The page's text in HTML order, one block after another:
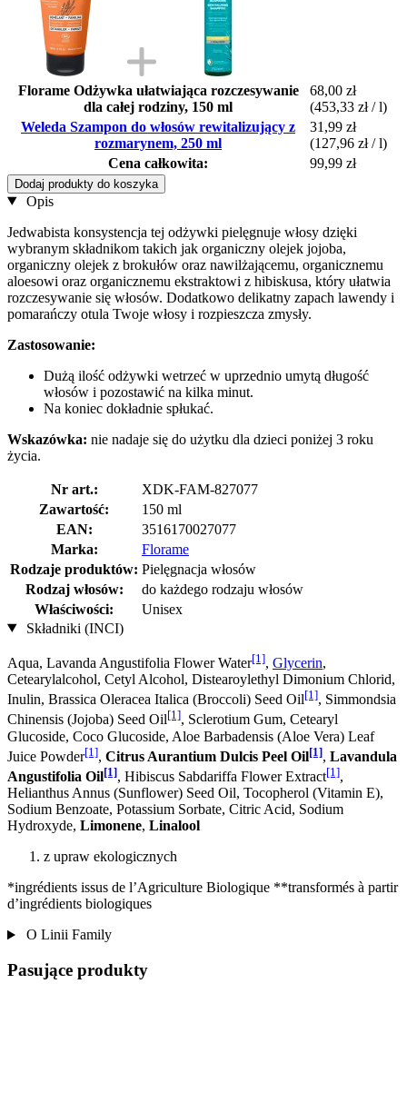
Florame Odżywka ułatwiająca rozczesywanie
dla całej rodziny, 150 ml
68,00 zł
(453,33 zł / l)
Weleda Szampon do włosów rewitalizujący z
rozmarynem, 250 ml
31,99 zł
(127,96 zł / l)
Cena całkowita:
99,99 zł
Dodaj produkty do koszyka
Opis
Jedwabista konsystencja tej odżywki pielęgnuje włosy dzięki
wybranym składnikom takich jak organiczny olejek jojoba,
organiczny olejek z brokułów oraz nawilżającemu, organicznemu
aloesowi oraz organicznemu ekstraktowi z hibiskusa, który ułatwia
rozczesywanie się włosów. Dodatkowo delikatny zapach lawendy i
pomarańczy otula Twoje włosy i rozpieszcza zmysły.
Zastosowanie:
Dużą ilość odżywki wetrzeć w uprzednio umytą długość
włosów i pozostawić na kilka minut.
Na koniec dokładnie spłukać.
Wskazówka: nie nadaje się do użytku dla dzieci poniżej 3 roku
życia.
Nr art.:
XDK-FAM-827077
Zawartość:
150 ml
EAN:
3516170027077
Marka:
Florame
Rodzaje produktów: Pielęgnacja włosów
Rodzaj włosów:
do każdego rodzaju włosów
Właściwości:
Unisex
Składniki (INCI)
Aqua, Lavanda Angustifolia Flower Water[1], Glycerin,
Cetearylalcohol, Cetyl Alcohol, Distearoylethyl Dimonium Chlorid,
Inulin, Brassica Oleracea Italica (Broccoli) Seed Oil[1], Simmondsia
Chinensis (Jojoba) Seed Oil[1], Sclerotium Gum, Cetearyl
Glucoside, Coco Glucoside, Aloe Barbadensis (Aloe Vera) Leaf
Juice Powder[1], Citrus Aurantium Dulcis Peel Oil[1], Lavandula
Angustifolia Oil[1], Hibiscus Sabdariffa Flower Extract[1],
Helianthus Annus (Sunflower) Seed Oil, Tocopherol (Vitamin E),
Sodium Benzoate, Potassium Sorbate, Citric Acid, Sodium
Hydroxyde, Limonene, Linalool
z upraw ekologicznych
*ingrédients issus de l’Agriculture Biologique **transformés à partir
d’ingrédients biologiques
O Linii Family
Pasujące produkty